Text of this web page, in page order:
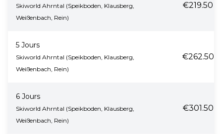
Skiworld Ahrntal (Speikboden, Klausberg,
Weißenbach, Rein)
€219.50
5 Jours
Skiworld Ahrntal (Speikboden, Klausberg,
Weißenbach, Rein)
€262.50
6 Jours
Skiworld Ahrntal (Speikboden, Klausberg,
Weißenbach, Rein)
€301.50